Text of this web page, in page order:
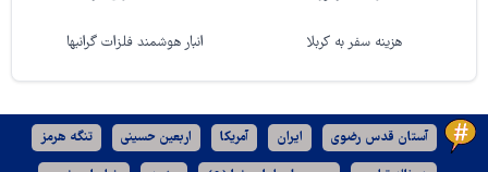
هزینه سفر به کربلا انبار هوشمند فلزات گرانبها
آستان قدس رضوی ایران آمریکا اربعین حسینی تنگه هرمز